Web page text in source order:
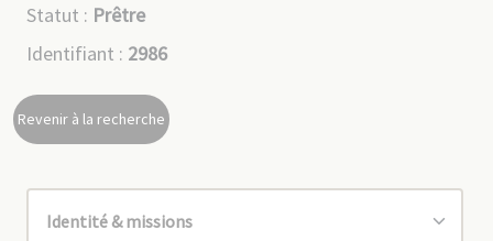
Statut : Prêtre
Identifiant : 2986
Revenir à la recherche